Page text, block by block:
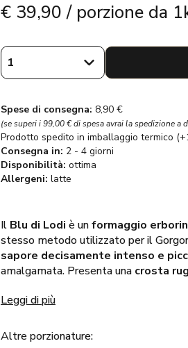
€ 39,90 / porzione da
Spese di consegna: 8,90 €
(se superi i 99,00 € di spesa avrai la spedizione a
Prodotto spedito in imballaggio termico
Consegna in: 2 - 4 giorni
Disponibilità: ottima
Allergeni: latte
Il Blu di Lodi è unformaggio
stesso metodo utilizzato per il
sapore decisamente intenso e
amalgamata. Presenta una crosta
Questo formaggio rappresenta la
Gorgonzola, il Blu di Lodi si distingue
Leggi di più
Altre porzionature: